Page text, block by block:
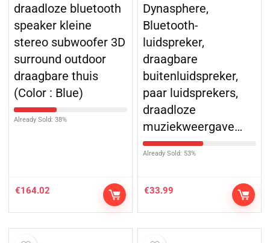
draadloze bluetooth
speaker kleine
stereo subwoofer 3D
surround outdoor
draagbare thuis
(Color : Blue)
Already Sold: 38%
€164.02
Dynasphere,
Bluetooth-
luidspreker,
draagbare
buitenluidspreker,
paar luidsprekers,
draadloze
muziekweergave…
Already Sold: 53%
€33.99